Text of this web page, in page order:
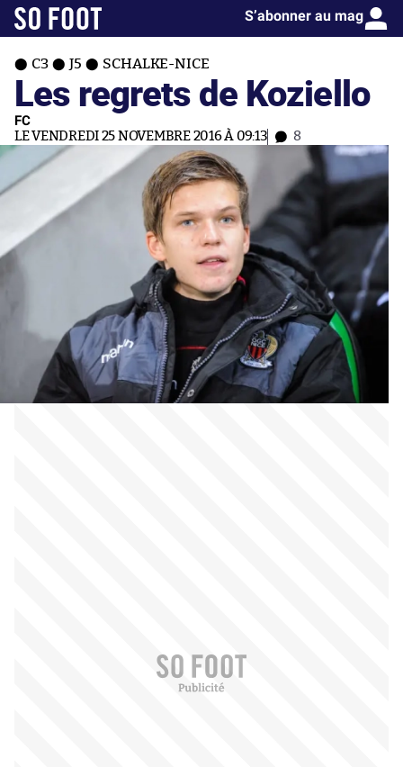
S’abonner au mag
C3 J5 SCHALKE-NICE
Les regrets de Koziello
FC
LE VENDREDI 25 NOVEMBRE 2016 À 09:13 8